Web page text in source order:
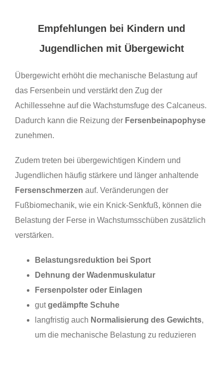
Empfehlungen bei Kindern und
Jugendlichen mit Übergewicht
Übergewicht erhöht die mechanische Belastung auf
das Fersenbein und verstärkt den Zug der
Achillessehne auf die Wachstumsfuge des Calcaneus.
Dadurch kann die Reizung der Fersenbeinapophyse
zunehmen.
Zudem treten bei übergewichtigen Kindern und
Jugendlichen häufig stärkere und länger anhaltende
Fersenschmerzen auf. Veränderungen der
Fußbiomechanik, wie ein Knick-Senkfuß, können die
Belastung der Ferse in Wachstumsschüben zusätzlich
verstärken.
Belastungsreduktion bei Sport
Dehnung der Wadenmuskulatur
Fersenpolster oder Einlagen
gutgedämpfte Schuhe
langfristig auch Normalisierung des Gewichts,
um die mechanische Belastung zu reduzieren